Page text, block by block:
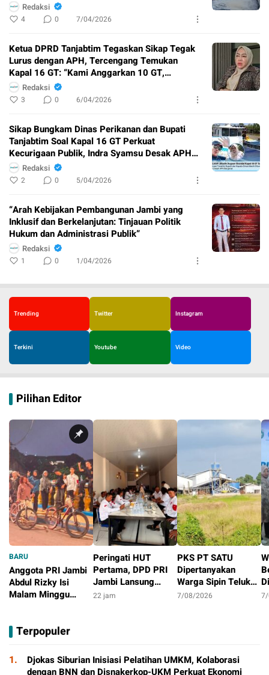
Redaksi
4 0 7/04/2026
Ketua DPRD Tanjabtim Tegaskan Sikap Tegak
Lurus dengan APH, Tercengang Temukan
Kapal 16 GT: “Kami Anggarkan 10 GT,
Mengapa Berubah?”
Redaksi
3 0 6/04/2026
Sikap Bungkam Dinas Perikanan dan Bupati
Tanjabtim Soal Kapal 16 GT Perkuat
Kecurigaan Publik, Indra Syamsu Desak APH
Bertindak
Redaksi
2 0 5/04/2026
“Arah Kebijakan Pembangunan Jambi yang
Inklusif dan Berkelanjutan: Tinjauan Politik
Hukum dan Administrasi Publik”
Redaksi
1 0 1/04/2026
Trending Twitter Instagram
Terkini Youtube Video
Pilihan Editor
BARU
Anggota PRI Jambi
Abdul Rizky Isi
Malam Minggu
Aktivitas Positif
Peringati HUT
Pertama, DPD PRI
Jambi Lansung
Berbagi Dengan
22 jam
PKS PT SATU
Dipertanyakan
Warga Sipin Teluk
Duren, Jarak Dekat
7/08/2026
Terpopuler
1.
Djokas Siburian Inisiasi Pelatihan UMKM, Kolaborasi
dengan BNN dan Disnakerkop-UKM Perkuat Ekonomi